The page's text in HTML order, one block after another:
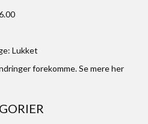
Lukket
forekomme. Se mereher